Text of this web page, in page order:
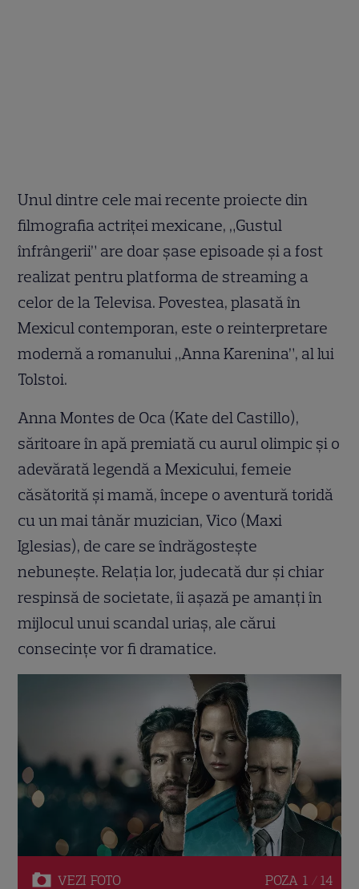
Unul dintre cele mai recente proiecte din
filmografia actriței mexicane, „Gustul
înfrângerii” are doar șase episoade și a fost
realizat pentru platforma de streaming a
celor de la Televisa. Povestea, plasată în
Mexicul contemporan, este o reinterpretare
modernă a romanului „Anna Karenina”, al lui
Tolstoi.
Anna Montes de Oca (Kate del Castillo),
săritoare în apă premiată cu aurul olimpic și o
adevărată legendă a Mexicului, femeie
căsătorită și mamă, începe o aventură toridă
cu un mai tânăr muzician, Vico (Maxi
Iglesias), de care se îndrăgostește
nebunește. Relația lor, judecată dur și chiar
respinsă de societate, îi așază pe amanți în
mijlocul unui scandal uriaș, ale cărui
consecințe vor fi dramatice.
VEZI FOTO POZA 1 / 14